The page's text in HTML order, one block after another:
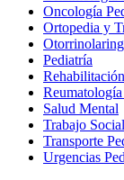
Oncología
Ortopedia y
Pediatría
Salud Mental
Trabajo
Transporte
Urgencias